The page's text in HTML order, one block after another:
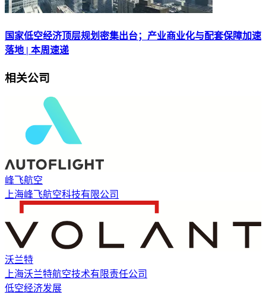
国家低空经济顶层规划密集出台；产业商业化与配套保障加速
落地 | 本周速递
相关公司
峰飞航空
上海峰飞航空科技有限公司
沃兰特
上海沃兰特航空技术有限责任公司
低空经济发展